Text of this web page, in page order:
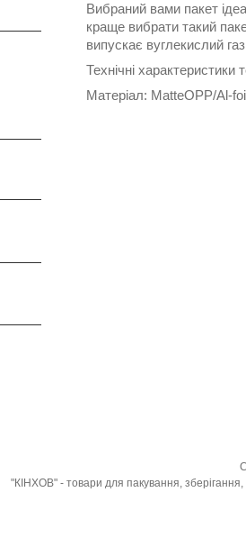
Вибраний вами пакет
краще вибрати такий
випускає вуглекислий
Технічні характеристики
Матеріал: MatteOPP/Al-